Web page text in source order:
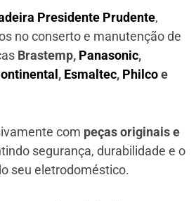
Presidente Prudente,
no conserto e manutenção de
Brastemp, Panasonic,
, Esmaltec, Philcoe
com peças originais e
segurança, durabilidade e o
seu eletrodoméstico.